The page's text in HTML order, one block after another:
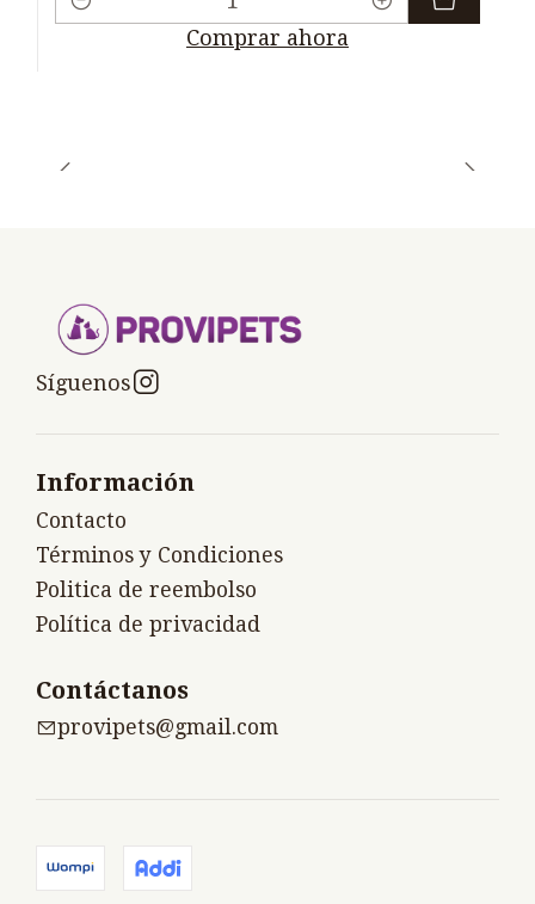
Cantidad
Comprar ahora
Síguenos
Información
Contacto
Términos y Condiciones
Politica de reembolso
Política de privacidad
Contáctanos
provipets@gmail.com